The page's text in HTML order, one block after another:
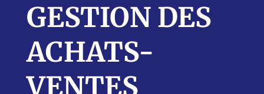
GESTION DES
ACHATS-
VENTES